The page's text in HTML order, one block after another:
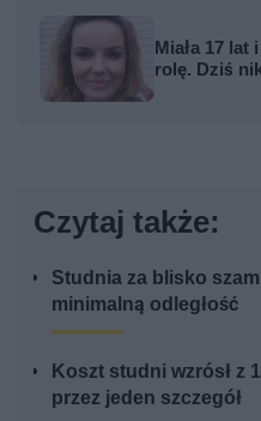
Miała 17 lat
rolę. Dziś
Czytaj także:
Studnia za blisko
minimalną odległość
Koszt studni wzrósł z
przez jeden szczegół